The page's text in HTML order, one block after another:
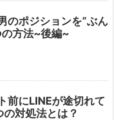
のポジションを“ぶん
の方法~後編~
前にLINEが途切れて
対処法とは？